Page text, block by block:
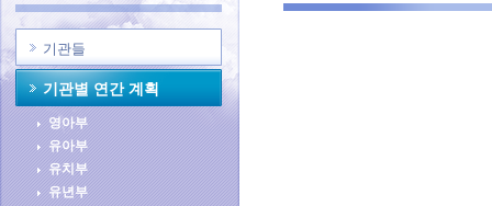
기관들
기관별 연간 계획
영아부
유아부
유치부
유년부